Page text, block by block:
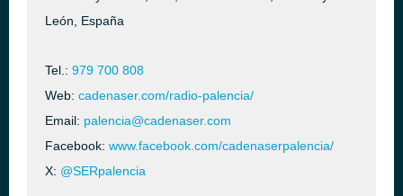
León, España
Tel.: 979 700 808
Web: cadenaser.com/radio-palencia/
Email: palencia@cadenaser.com
Facebook: www.facebook.com/cadenaserpalencia/
X: @SERpalencia